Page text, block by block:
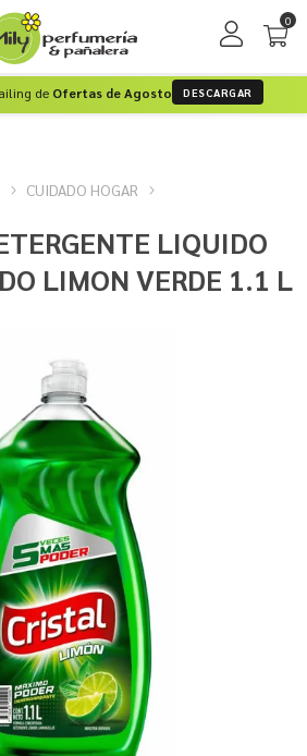
0
de Ofertas de Agosto DESCARGAR
CUIDADO HOGAR
LIQUIDO
LIMON VERDE 1.1 L